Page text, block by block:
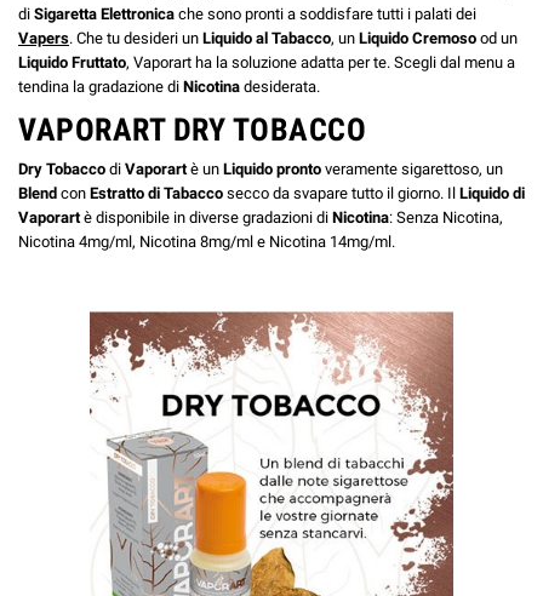
di Sigaretta Elettronica che sono pronti a soddisfare tutti i palati dei
Vapers. Che tu desideri un Liquido al Tabacco, un Liquido Cremoso od un
Liquido Fruttato, Vaporart ha la soluzione adatta per te. Scegli dal menu a
tendina la gradazione di Nicotina desiderata.
VAPORART DRY TOBACCO
Dry Tobacco di Vaporart è un Liquido pronto veramente sigarettoso, un
Blend con Estratto di Tabacco secco da svapare tutto il giorno. Il Liquido di
Vaporart è disponibile in diverse gradazioni di Nicotina: Senza Nicotina,
Nicotina 4mg/ml, Nicotina 8mg/ml e Nicotina 14mg/ml.